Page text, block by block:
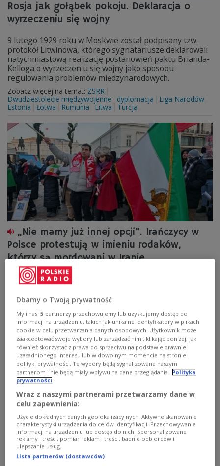
Rosja jak gołąbek pokoju. Deklaracja o
wyrzeczeniu się wojny
9 lutego 1929 roku w Moskwie został podpisany tzw.
protokół Litwinowa, którego sygnatariusze deklarowali
natychmiastową realizację postanowień paktu Brianda-
Kelloga o wyrzeczeniu się wojny jako sposobu
regulowania problemów międzynarodowych.
Zobacz więcej na temat: ZSRR
Dwudziestolecie międzywojenne
dyplomacja
Liga Narodów
Estonia
Łotwa Rumunia Litwa Turcja
„Nie mamy już innej opcji”. Irańczycy w
Polsce protestują w imieniu rodaków,
którzy są mordowani w Iranie
W sobotę w Warszawie pod Pałacem Prezydenckim
odbyła się demonstracja solidarności z Irańczykami
walczącymi z reżimem Islamskiej Republiki Iranu.
Uczestnicy protestu podkreślali, że ich obecność w
przestrzeni publicznej jest odpowiedzią na całkowite
odcięcie Iranu od internetu i brutalne represje wobec
obywateli domagających się wolności.
Zobacz więcej na temat:Iran demonstracje wolność
wolność słowa Reza Pahlawi niezależność
Dbamy o Twoją prywatność
My i nasi5 partnerzy przechowujemy lub uzyskujemy dostęp do
informacji na urządzeniu, takich jak unikalne identyfikatory w plikach
cookie w celu przetwarzania danych osobowych. Użytkownik może
zaakceptować swoje wybory lub zarządzać nimi, klikając poniżej, jak
również skorzystać z prawa do sprzeciwu na podstawie prawnie
uzasadnionego interesu lub w dowolnym momencie na stronie
polityki prywatności. Te wybory będą sygnalizowane naszym
partnerom i nie będą miały wpływu na dane przeglądania.
Polityka
prywatności
Wraz z naszymi partnerami przetwarzamy dane w
celu zapewnienia:
Użycie dokładnych danych geolokalizacyjnych. Aktywne skanowanie
charakterystyki urządzenia do celów identyfikacji. Przechowywanie
informacji na urządzeniu lub dostęp do nich. Spersonalizowane
reklamy i treści, pomiar reklam i treści, badnie odbiorców i
ulepszanie usług.
Lista partnerów (dostawców)